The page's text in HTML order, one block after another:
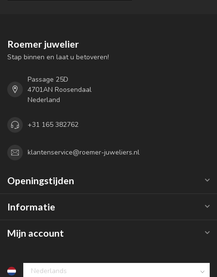
Roemer juwelier
Stap binnen en laat u betoveren!
Passage 25D
4701AN Roosendaal
Nederland
+31 165 382762
klantenservice@roemer-juweliers.nl
Openingstijden
Informatie
Mijn account